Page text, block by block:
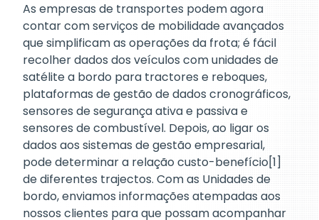
As empresas de transportes podem agora
contar com serviços de mobilidade avançados
que simplificam as operações da frota; é fácil
recolher dados dos veículos com unidades de
satélite a bordo para tractores e reboques,
plataformas de gestão de dados cronográficos,
sensores de segurança ativa e passiva e
sensores de combustível. Depois, ao ligar os
dados aos sistemas de gestão empresarial,
pode determinar a relação custo-benefício[1]
de diferentes trajectos. Com as Unidades de
bordo, enviamos informações atempadas aos
nossos clientes para que possam acompanhar